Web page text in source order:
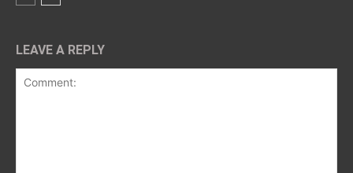
LEAVE A REPLY